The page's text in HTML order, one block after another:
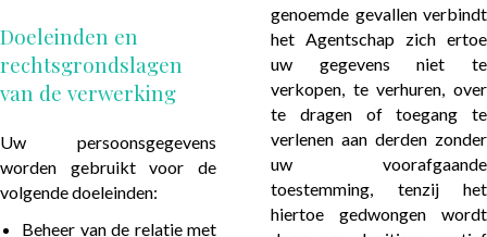
Doeleinden en
rechtsgrondslagen
van de verwerking
Uw persoonsgegevens
worden gebruikt voor de
volgende doeleinden:
Beheer van de relatie met
genoemde gevallen verbindt
het Agentschap zich ertoe
uw gegevens niet te
verkopen, te verhuren, over
te dragen of toegang te
verlenen aan derden zonder
uw voorafgaande
toestemming, tenzij het
hiertoe gedwongen wordt